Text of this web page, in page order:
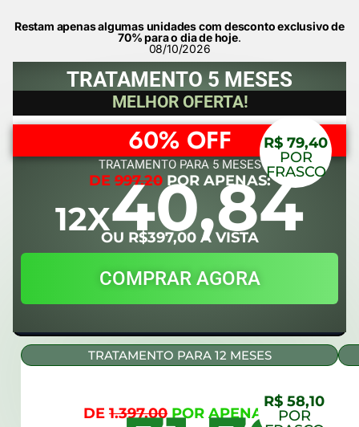
Restam apenas algumas unidades com desconto exclusivo de
70% para o dia de hoje.
08/10/2026
TRATAMENTO 5 MESES
MELHOR OFERTA!
R$ 79,40
POR
FRASCO
60% OFF
TRATAMENTO PARA 5 MESES
DE997,20POR APENAS:
12X40,84
OU R$397,00 À VISTA​
COMPRAR AGORA
TRATAMENTO PARA 12 MESES
R$ 58,10
POR
DE 1.397,00POR APENAS: